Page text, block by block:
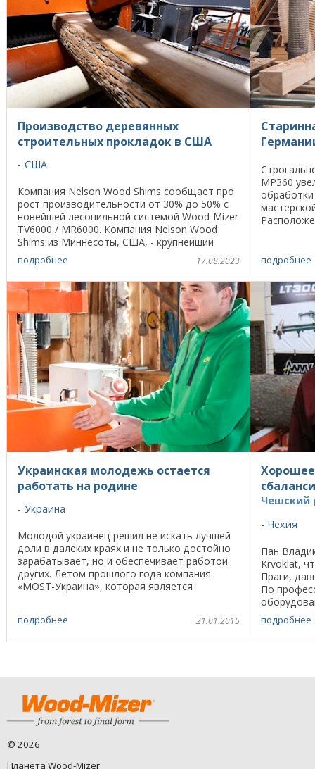
Производство деревянных
строительных прокладок в США
США
Компания Nelson Wood Shims сообщает про
рост производительности от 30% до 50% с
новейшей лесопильной системой Wood-Mizer
TV6000 / MR6000. Компания Nelson Wood
Shims из Миннесоты, США, - крупнейший
производитель деревянных прокладок в
Северной ...
подробнее 17.08.2023
MP360
...
подробнее
Украинская молодежь остается
работать на родине
Украина
Молодой украинец решил не искать лучшей
доли в далеких краях и не только достойно
зарабатывает, но и обеспечивает работой
других. Летом прошлого года компания
«MOST-Украина», которая является
подробнее 21.01.2015
Чешский
Чехия
Пан
Krvoklat,
Праги,
По
(мужем
90-х ...
подробнее
© 2026
Планета Wood-Mizer